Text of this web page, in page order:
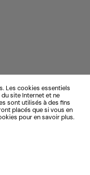
Les cookies essentiels
site Internet et ne
sont utilisés à des fins
placés que si vous en
pour en savoir plus.